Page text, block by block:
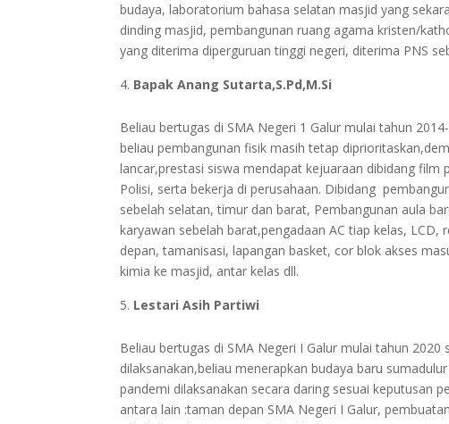
budaya, laboratorium bahasa selatan masjid yang
dinding masjid, pembangunan ruang agama kristen/
yang diterima diperguruan tinggi negeri, diterima PNS
Bapak Anang Sutarta,S.Pd,M.Si
Beliau bertugas di SMA Negeri 1 Galur mulai tahun
beliau pembangunan fisik masih tetap
lancar,prestasi siswa mendapat kejuaraan dibidang
Polisi, serta bekerja di perusahaan. Dibidang
sebelah selatan, timur dan barat, Pembangunan aula
karyawan sebelah barat,pengadaan AC tiap kelas,
depan, tamanisasi, lapangan basket, cor blok akses
kimia ke masjid, antar kelas dll.
Lestari Asih Partiwi
Beliau bertugas di SMA Negeri I Galur mulai tahun
dilaksanakan,beliau menerapkan budaya baru
pandemi dilaksanakan secara daring sesuai keputusan
antara lain :taman depan SMA Negeri I Galur,